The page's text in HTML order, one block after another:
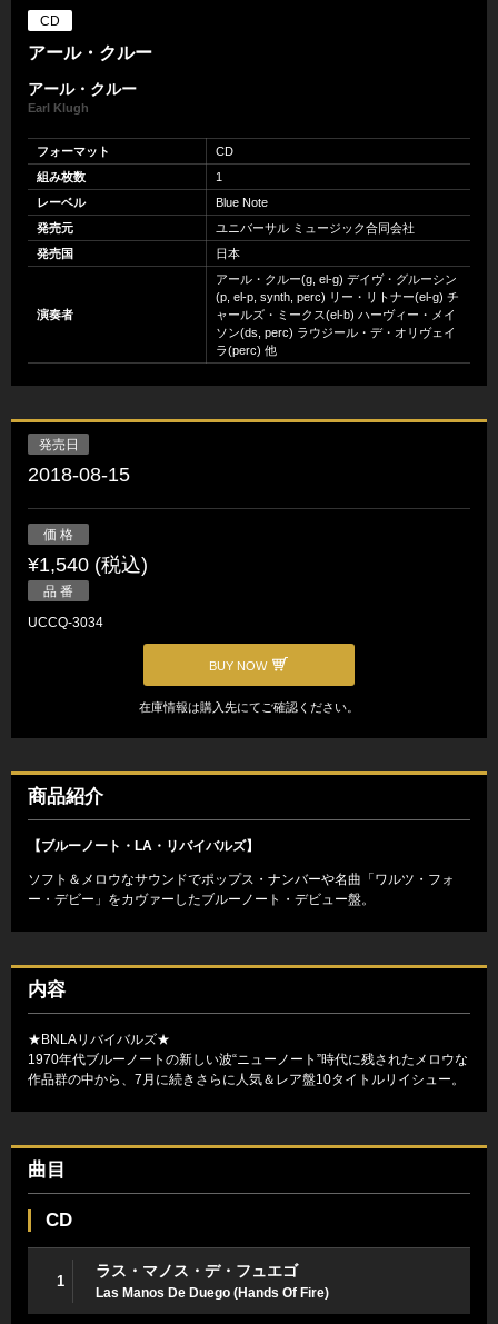
CD
アール・クルー
アール・クルー
Earl Klugh
フォーマット
CD
組み枚数
1
レーベル
Blue Note
発売元
ユニバーサル ミュージック合同会社
発売国
日本
演奏者
アール・クルー(g, el-g) デイヴ・グルーシン
(p, el-p, synth, perc) リー・リトナー(el-g) チ
ャールズ・ミークス(el-b) ハーヴィー・メイ
ソン(ds, perc) ラウジール・デ・オリヴェイ
ラ(perc) 他
発売日
2018-08-15
価 格
¥1,540 (税込)
品 番
UCCQ-3034
BUY NOW
在庫情報は購入先にてご確認ください。
商品紹介
【ブルーノート・LA・リバイバルズ】
ソフト＆メロウなサウンドでポップス・ナンバーや名曲「ワルツ・フォ
ー・デビー」をカヴァーしたブルーノート・デビュー盤。
内容
★BNLAリバイバルズ★
1970年代ブルーノートの新しい波“ニューノート”時代に残されたメロウな
作品群の中から、7月に続きさらに人気＆レア盤10タイトルリイシュー。
曲目
CD
1
ラス・マノス・デ・フュエゴ
Las Manos De Duego (Hands Of Fire)